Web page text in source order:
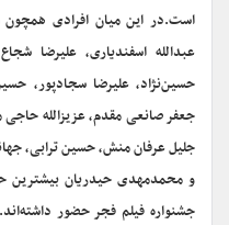
است.در این میان افرادی همچون
عبدالله اسفندیاری، علیرضا
حسین‌نژاد، علیرضا سجادپور،
جعفر صانعی مقدم، عزیزالله
جلیل عرفان منش، حسین ترابی،
و محمدمهدی حیدریان بیشترین
جشنواره فیلم فجر حضور